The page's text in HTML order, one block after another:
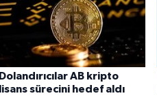
Dolandırıcılar AB kripto
lisans sürecini hedef aldı